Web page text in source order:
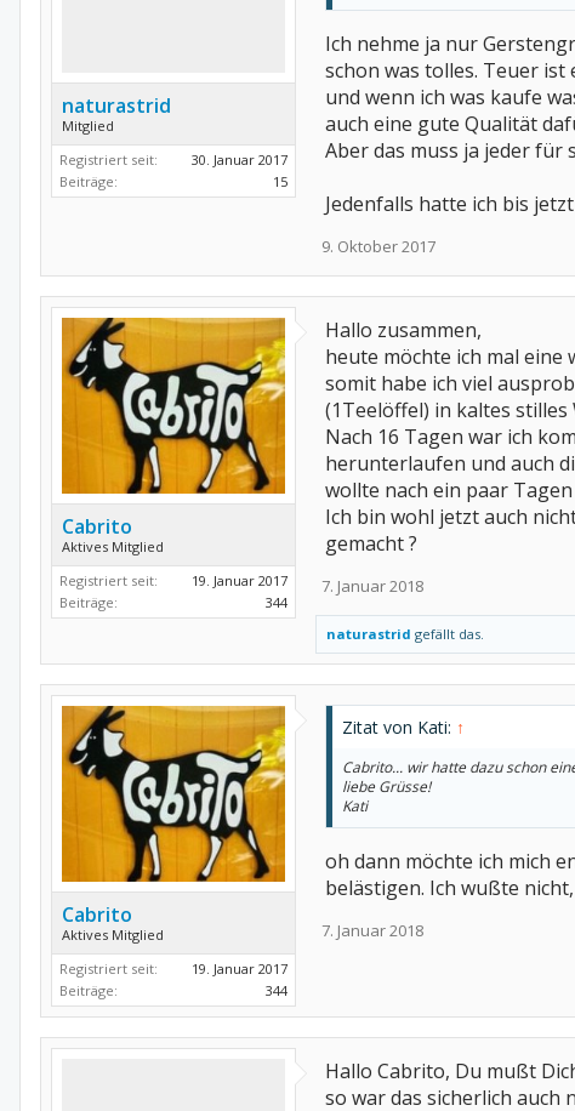
naturastrid
Mitglied
Registriert seit:
30. Januar 2017
Beiträge:
15
Ich nehme ja nur
schon was tolles. Teuer ist
und wenn ich was kaufe
auch eine gute Qualität
Aber das muss ja jeder für
Jedenfalls hatte ich bis
9. Oktober 2017
Cabrito
Aktives Mitglied
Registriert seit:
19. Januar 2017
Beiträge:
344
Hallo zusammen,
heute möchte ich mal
somit habe ich viel
(1Teelöffel) in kaltes stilles
Nach 16 Tagen war ich
herunterlaufen und auch
wollte nach ein paar
Ich bin wohl jetzt auch
gemacht ?
7. Januar 2018
naturastrid gefällt das.
Cabrito
Aktives Mitglied
Registriert seit:
19. Januar 2017
Beiträge:
344
Zitat von Kati: ↑
Cabrito... wir hatte dazu schon
liebe Grüsse!
Kati
oh dann möchte ich mich
belästigen. Ich wußte
7. Januar 2018
Hallo Cabrito, Du mußt
so war das sicherlich auch